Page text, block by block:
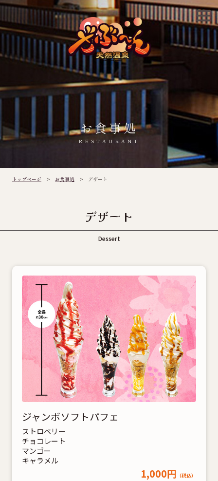
お食事処
RESTAURANT
トップページ > お食事処 > デザート
デザート
Dessert
ジャンボソフトパフェ
ストロベリー
チョコレート
マンゴー
キャラメル
1,000円 （税込）